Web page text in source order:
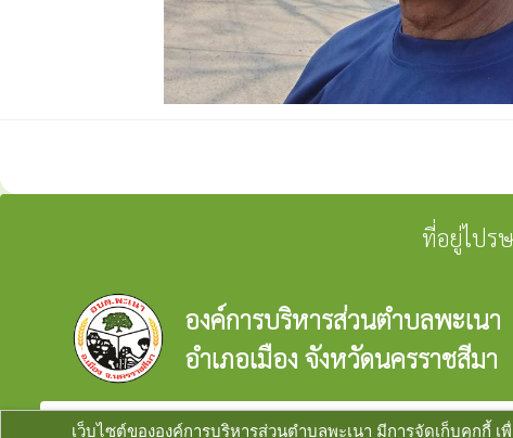
เว็บไซต์ขององค์การบริหารส่วนตำบลพะเนา มีการจัดเก็บคุก
ที่อยู่ไปร
องค์การบริหารส่วนตำบลพะเนา
อำเภอเมือง จังหวัดนครราชสีมา
verified_user ผู้ดูแลระบบ copyright © 2025องค์การบริหารส่วนตำบลพะเนาพัฒ